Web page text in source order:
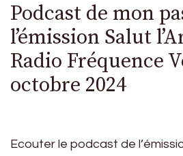
Podcast de mon
l’émission Salut
Radio Fréquence
octobre 2024
Ecouter le podcast de